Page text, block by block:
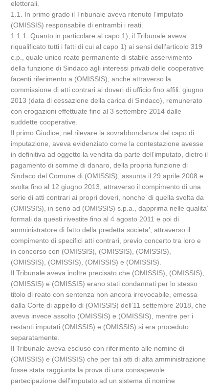
elettorali.
1.1. In primo grado il Tribunale aveva ritenuto l’imputato
(OMISSIS) responsabile di entrambi i reati.
1.1.1. Quanto in particolare al capo 1), il Tribunale aveva
riqualificato tutti i fatti di cui al capo 1) ai sensi dell’articolo 319
c.p., quale unico reato permanente di stabile asservimento
della funzione di Sindaco agli interessi privati delle cooperative
facenti riferimento a (OMISSIS), anche attraverso la
commissione di atti contrari ai doveri di ufficio fino affili. giugno
2013 (data di cessazione della carica di Sindaco), remunerato
con erogazioni effettuate fino al 3 settembre 2014 dalle
suddette cooperative.
Il primo Giudice, nel rilevare la sovrabbondanza del capo di
imputazione, aveva evidenziato come la contestazione avesse
in definitiva ad oggetto la vendita da parte dell’imputato, dietro il
pagamento di somme di danaro, della propria funzione di
Sindaco del Comune di (OMISSIS), assunta il 29 aprile 2008 e
svolta fino al 12 giugno 2013, attraverso il compimento di una
serie di atti contrari ai propri doveri, nonche’ di quella svolta da
(OMISSIS), in seno ad (OMISSIS) s.p.a., dapprima nelle qualita’
formali da questi rivestite fino al 4 agosto 2011 e poi di
amministratore di fatto della predetta societa’, attraverso il
compimento di specifici atti contrari, previo concerto tra loro e
in concorso con (OMISSIS), (OMISSIS), (OMISSIS),
(OMISSIS), (OMISSIS), (OMISSIS) e (OMISSIS).
Il Tribunale aveva inoltre precisato che (OMISSIS), (OMISSIS),
(OMISSIS) e (OMISSIS) erano stati condannati per lo stesso
titolo di reato con sentenza non ancora irrevocabile, emessa
dalla Corte di appello di (OMISSIS) dell’11 settembre 2018, che
aveva invece assolto (OMISSIS) e (OMISSIS), mentre per i
restanti imputati (OMISSIS) e (OMISSIS) si era proceduto
separatamente.
Il Tribunale aveva escluso con riferimento alle nomine di
(OMISSIS) e (OMISSIS) che per tali atti di alta amministrazione
fosse stata raggiunta la prova di una consapevole
partecipazione dell’imputato ad un sistema di nomine